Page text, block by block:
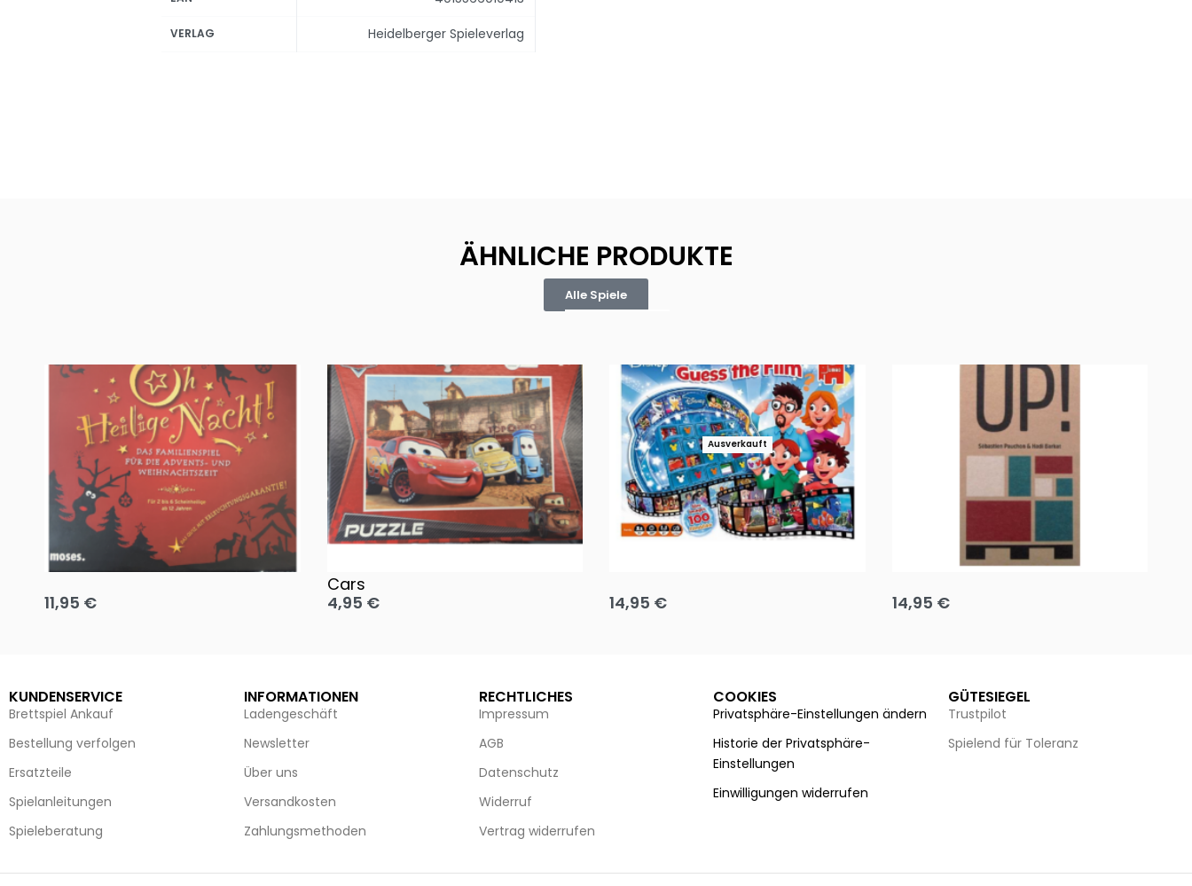
VERLAG Heidelberger Spieleverlag
ÄHNLICHE PRODUKTE
Alle Spiele
Oh, heilige Nacht!
11,95 €
Cars
4,95 €
Ausverkauft
14,95 €
Team up
14,95 €
KUNDENSERVICE
Brettspiel Ankauf
Bestellung verfolgen
Ersatzteile
Spielanleitungen
Spieleberatung
INFORMATIONEN
Ladengeschäft
Newsletter
Über uns
Versandkosten
Zahlungsmethoden
RECHTLICHES
Impressum
AGB
Datenschutz
Widerruf
Vertrag widerrufen
COOKIES
Privatsphäre-Einstellungen ändern
Historie der Privatsphäre-
Einstellungen
Einwilligungen widerrufen
GÜTESIEGEL
Trustpilot
Spielend für Toleranz